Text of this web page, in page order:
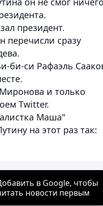
президент.
перечисли сразу
би-си Рафаэль
и только
Twitter.
Маша"
на этот раз так:
в Google, чтобы
новости первым